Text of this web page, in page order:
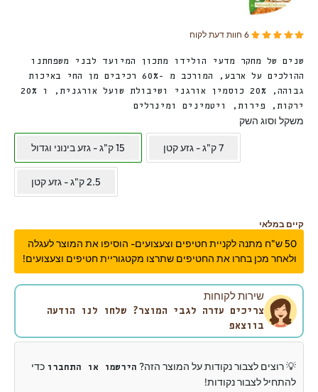
מדורגים5.00מתוך 5 מבוסס על 6 חוות דעת לקוח
שנים של מחקר מדעי הולידו מתכון המיועד לבני משפחתנו
ההולכים על ארבע, המורכב מ -60% רכיבים מן החי באיכות
גבוהה, 20% כוסמין אורגני ושיבולת שועל אורגנית, ו 20%
ירקות, פירות, ויטמינים ומינרלים
משקל וסוג השק
15 ק"ג - גזע בינוני וגדול 7 ק"ג - גזע קטן
2.5 ק"ג - גזע קטן
קיים במלאי
50 ש"ח מתנה לקניית חטיפים וצעצועים- הוסיפו את המוצר לעגלה
ולאחר מכן בחרו את החטיפים שתרצו מקטגוריית חטיפים וצעצועים!
שירות לקוחות
צריכים עזרה לגבי המוצר? שלחו לנו הודעה
בווצאפ
💡 רוצים לצבור נקודות על המוצר הזה? הירשמו או התחברו כדי
להתחיל לצבור נקודות!